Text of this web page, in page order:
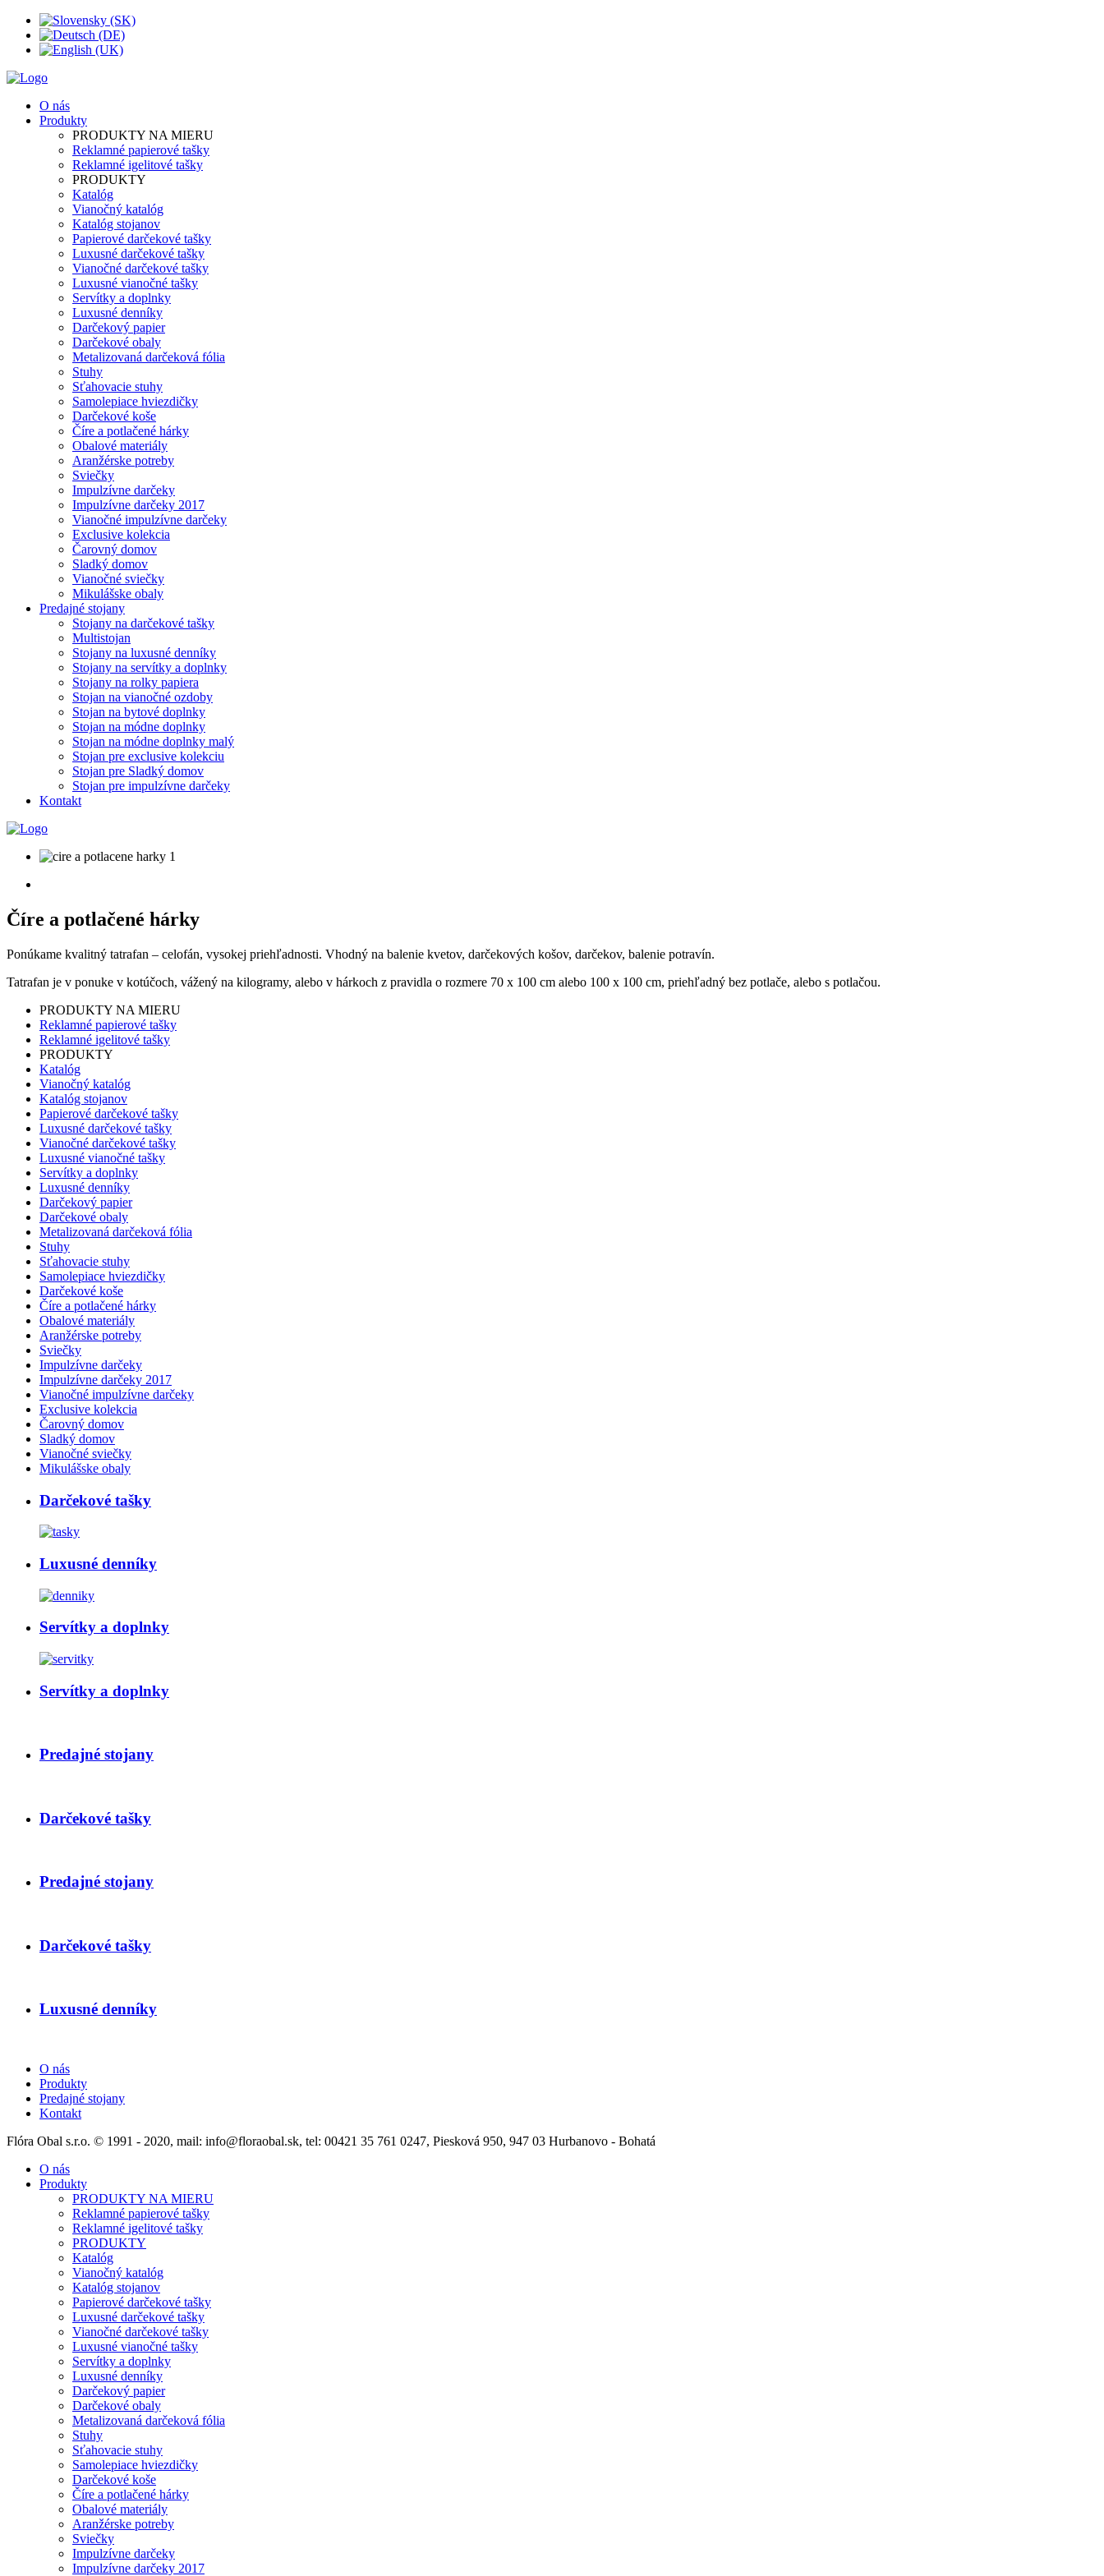
O nás
Produkty
PRODUKTY NA MIERU
Reklamné papierové tašky
Reklamné igelitové tašky
PRODUKTY
Katalóg
Vianočný katalóg
Katalóg stojanov
Papierové darčekové tašky
Luxusné darčekové tašky
Vianočné darčekové tašky
Luxusné vianočné tašky
Servítky a doplnky
Luxusné denníky
Darčekový papier
Darčekové obaly
Metalizovaná darčeková fólia
Stuhy
Sťahovacie stuhy
Samolepiace hviezdičky
Darčekové koše
Číre a potlačené hárky
Obalové materiály
Aranžérske potreby
Sviečky
Impulzívne darčeky
Impulzívne darčeky 2017
Vianočné impulzívne darčeky
Exclusive kolekcia
Čarovný domov
Sladký domov
Vianočné sviečky
Mikulášske obaly
Predajné stojany
Stojany na darčekové tašky
Multistojan
Stojany na luxusné denníky
Stojany na servítky a doplnky
Stojany na rolky papiera
Stojan na vianočné ozdoby
Stojan na bytové doplnky
Stojan na módne doplnky
Stojan na módne doplnky malý
Stojan pre exclusive kolekciu
Stojan pre Sladký domov
Stojan pre impulzívne darčeky
Kontakt
Číre a potlačené hárky
Ponúkame kvalitný tatrafan – celofán, vysokej priehľadnosti. Vhodný na balenie kvetov, darčekových košov, darčekov, balenie potravín.
Tatrafan je v ponuke v kotúčoch, vážený na kilogramy, alebo v hárkoch z pravidla o rozmere 70 x 100 cm alebo 100 x 100 cm, priehľadný bez potlače, alebo s potlačou.
PRODUKTY NA MIERU
Reklamné papierové tašky
Reklamné igelitové tašky
PRODUKTY
Katalóg
Vianočný katalóg
Katalóg stojanov
Papierové darčekové tašky
Luxusné darčekové tašky
Vianočné darčekové tašky
Luxusné vianočné tašky
Servítky a doplnky
Luxusné denníky
Darčekový papier
Darčekové obaly
Metalizovaná darčeková fólia
Stuhy
Sťahovacie stuhy
Samolepiace hviezdičky
Darčekové koše
Číre a potlačené hárky
Obalové materiály
Aranžérske potreby
Sviečky
Impulzívne darčeky
Impulzívne darčeky 2017
Vianočné impulzívne darčeky
Exclusive kolekcia
Čarovný domov
Sladký domov
Vianočné sviečky
Mikulášske obaly
Darčekové tašky
Luxusné denníky
Servítky a doplnky
Servítky a doplnky
Predajné stojany
Darčekové tašky
Predajné stojany
Darčekové tašky
Luxusné denníky
O nás
Produkty
Predajné stojany
Kontakt
Flóra Obal s.r.o. © 1991 - 2020, mail: info@floraobal.sk, tel: 00421 35 761 0247, Piesková 950, 947 03 Hurbanovo - Bohatá
O nás
Produkty
PRODUKTY NA MIERU
Reklamné papierové tašky
Reklamné igelitové tašky
PRODUKTY
Katalóg
Vianočný katalóg
Katalóg stojanov
Papierové darčekové tašky
Luxusné darčekové tašky
Vianočné darčekové tašky
Luxusné vianočné tašky
Servítky a doplnky
Luxusné denníky
Darčekový papier
Darčekové obaly
Metalizovaná darčeková fólia
Stuhy
Sťahovacie stuhy
Samolepiace hviezdičky
Darčekové koše
Číre a potlačené hárky
Obalové materiály
Aranžérske potreby
Sviečky
Impulzívne darčeky
Impulzívne darčeky 2017